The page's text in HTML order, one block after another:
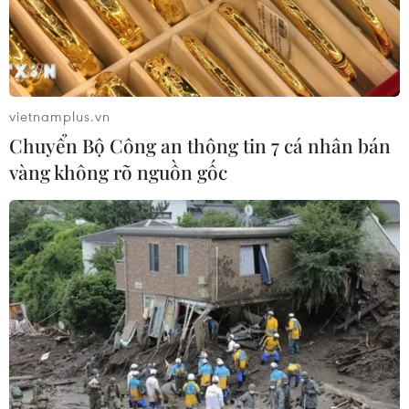
không ngừng tìm kiếm những cuộc phiêu lưu mạo hiểm
đến miền đất mới, khám phá văn hóa và các trải
nghiệm để được sống với một "phiên bản khác."
vietnamplus.vn
Chuyển Bộ Công an thông tin 7 cá nhân bán
vàng không rõ nguồn gốc